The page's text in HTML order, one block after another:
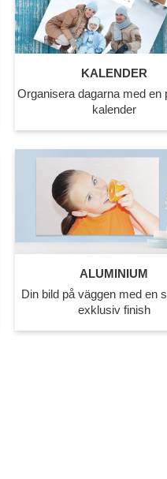
KALENDER
Organisera dagarna med en
kalender
ALUMINIUM
Din bild på väggen med en
exklusiv finish